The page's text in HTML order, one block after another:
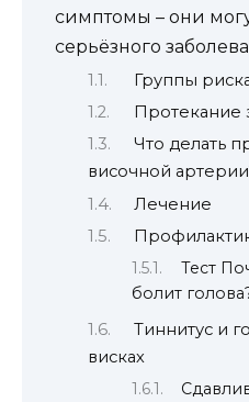
симптомы – они
серьёзного
Группы
Протекание
Что делать
височной
Лечение
Тест
болит
Тиннитус и
висках